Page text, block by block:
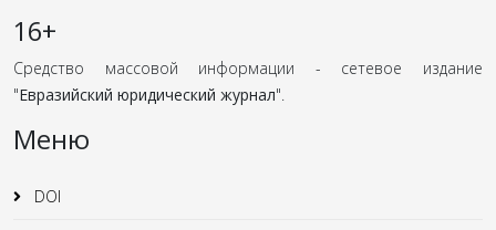
16+
Средство массовой информации - сетевое издание
"Евразийский юридический журнал".
Меню
DOI